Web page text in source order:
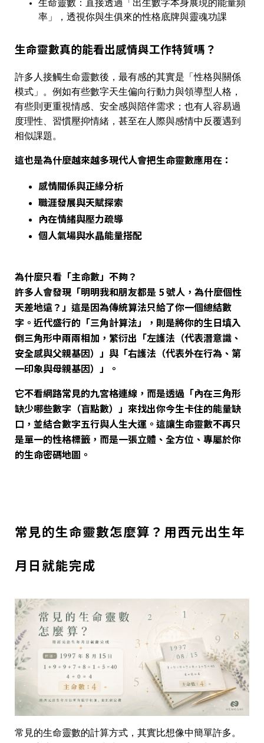
生命靈數： 直接透過「出生數字本身展現的能量頻
率」，透視你與生俱來的性格底牌與靈魂功課
生命靈數真的能看出感情與工作特質嗎？
許多人接觸生命靈數後，最有感的其實是「性格與關係
模式」。例如有些數字天生偏向行動力與領導型人格，
有些則更重視情感、安全感與陪伴需求；也有人容易過
度理性、習慣壓抑情緒，甚至在人際與感情中反覆遇到
相似課題。
這也是為什麼越來越多現代人會把生命靈數應用在：
感情關係與正緣分析
職涯發展與天賦探索
內在情緒與壓力疏導
個人氣場與水晶能量搭配
為什麼只看「主命數」不夠？
許多人會發現「明明我和朋友都是 5 號人，為什麼個性
天差地遠？」這是因為傳統算法只給了你一個總結數
字。近代盛行的「三角計算法」
，則是將你的生日填入
倒三角形中兩兩相加，繁衍出「左護法（代表潛意識、
安全感與父親基因）」與「右護法（代表外在行為、第
一印象與母親基因）」。
它不看網路常見的九宮格連線，而是透過「內在三角形
缺少哪些數字（盲點數）」來找出你今生卡住的能量缺
口，並結合數字五行與人生大運。這讓生命靈數不再只
是單一的性格標籤，而是一張立體、全方位、專屬於你
的生命密碼地圖。
常見的生命靈數怎麼算？用西元出生年
月日就能完成
常見的生命靈數的計算方式，其實比想像中簡單許多。